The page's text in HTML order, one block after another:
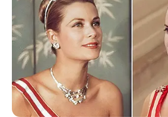
folyamat részeként értelmezhető.